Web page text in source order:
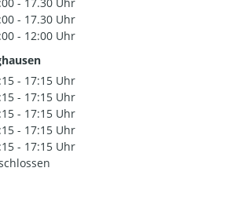
- 17.30 Uhr
- 17.30 Uhr
- 12:00 Uhr
- 17:15 Uhr
- 17:15 Uhr
- 17:15 Uhr
- 17:15 Uhr
- 17:15 Uhr